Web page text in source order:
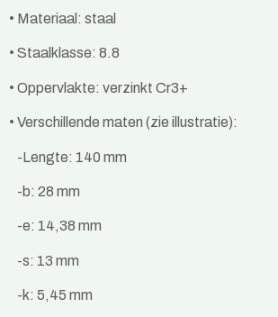
• Materiaal: staal
• Staalklasse: 8.8
• Oppervlakte: verzinkt Cr3+
• Verschillende maten (zie illustratie):
-Lengte: 140 mm
-b: 28 mm
-e: 14,38 mm
-s: 13 mm
-k: 5,45 mm